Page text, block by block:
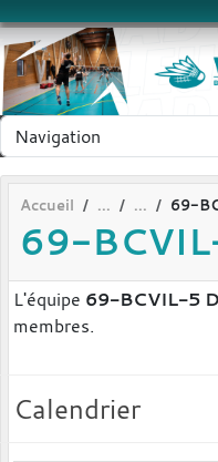
Accueil 69-
69-
L'équipe 69-BCVIL-5
membres.
Calendrier